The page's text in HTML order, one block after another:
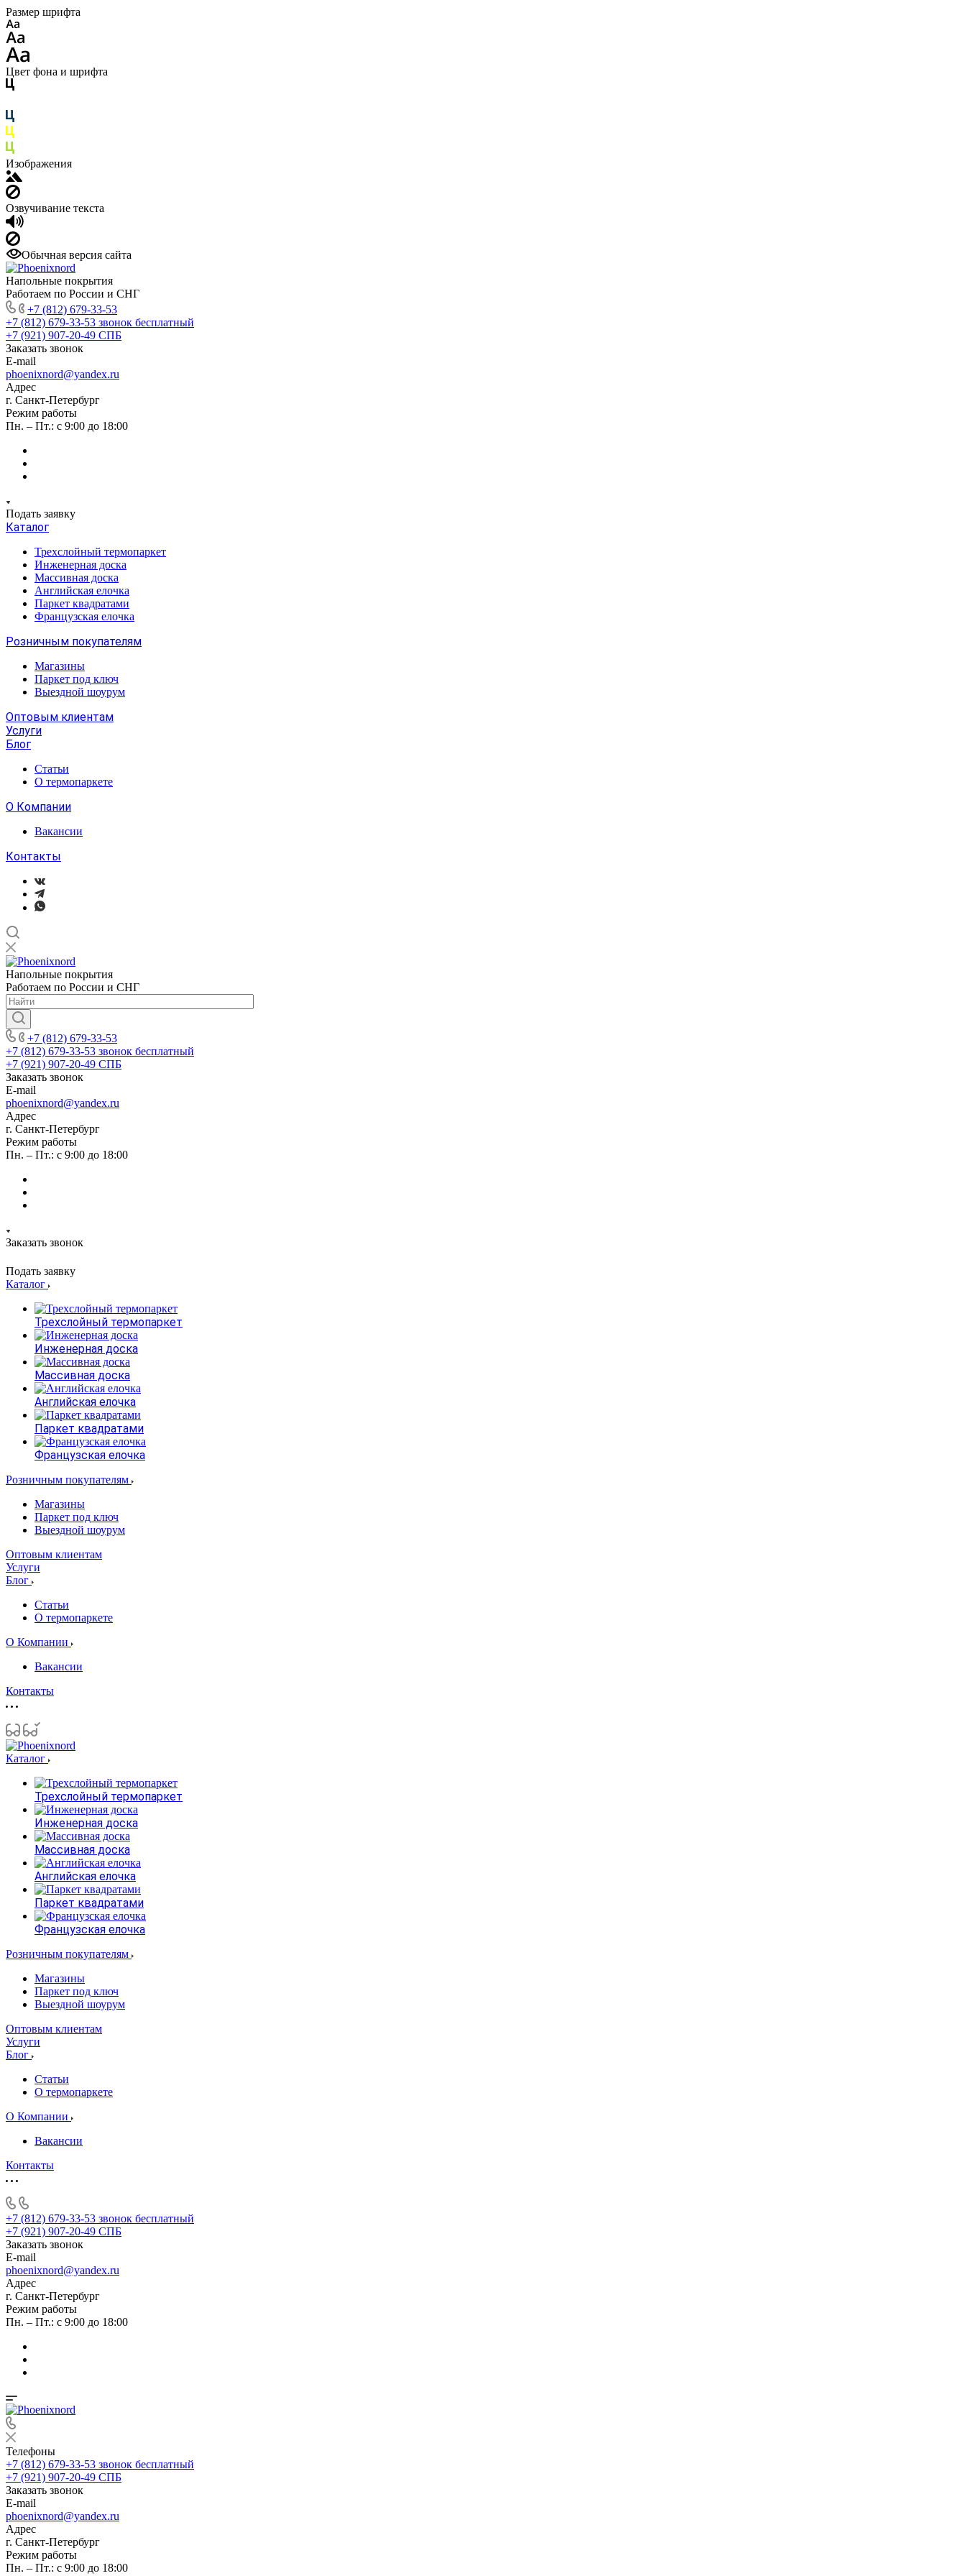
Размер шрифта
Цвет фона и шрифта
Изображения
Озвучивание текста
Обычная версия сайта
Напольные покрытия
Работаем по России и СНГ
+7 (812) 679-33-53
+7 (812) 679-33-53 звонок бесплатный
+7 (921) 907-20-49 СПБ
Заказать звонок
E-mail
phoenixnord@yandex.ru
Адрес
г. Санкт-Петербург
Режим работы
Пн. – Пт.: с 9:00 до 18:00
Подать заявку
Каталог
Трехслойный термопаркет
Инженерная доска
Массивная доска
Английская елочка
Паркет квадратами
Французская елочка
Розничным покупателям
Магазины
Паркет под ключ
Выездной шоурум
Оптовым клиентам
Услуги
Блог
Статьи
О термопаркете
О Компании
Вакансии
Контакты
Напольные покрытия
Работаем по России и СНГ
+7 (812) 679-33-53
+7 (812) 679-33-53 звонок бесплатный
+7 (921) 907-20-49 СПБ
Заказать звонок
E-mail
phoenixnord@yandex.ru
Адрес
г. Санкт-Петербург
Режим работы
Пн. – Пт.: с 9:00 до 18:00
Заказать звонок
Подать заявку
Каталог
Трехслойный термопаркет
Инженерная доска
Массивная доска
Английская елочка
Паркет квадратами
Французская елочка
Розничным покупателям
Магазины
Паркет под ключ
Выездной шоурум
Оптовым клиентам
Услуги
Блог
Статьи
О термопаркете
О Компании
Вакансии
Контакты
Каталог
Трехслойный термопаркет
Инженерная доска
Массивная доска
Английская елочка
Паркет квадратами
Французская елочка
Розничным покупателям
Магазины
Паркет под ключ
Выездной шоурум
Оптовым клиентам
Услуги
Блог
Статьи
О термопаркете
О Компании
Вакансии
Контакты
+7 (812) 679-33-53 звонок бесплатный
+7 (921) 907-20-49 СПБ
Заказать звонок
E-mail
phoenixnord@yandex.ru
Адрес
г. Санкт-Петербург
Режим работы
Пн. – Пт.: с 9:00 до 18:00
Телефоны
+7 (812) 679-33-53 звонок бесплатный
+7 (921) 907-20-49 СПБ
Заказать звонок
E-mail
phoenixnord@yandex.ru
Адрес
г. Санкт-Петербург
Режим работы
Пн. – Пт.: с 9:00 до 18:00